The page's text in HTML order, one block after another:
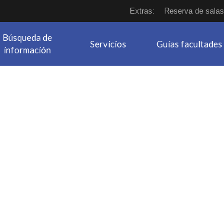
Extras: Reserva de salas
Búsqueda de
información
Servicios Guías facultades